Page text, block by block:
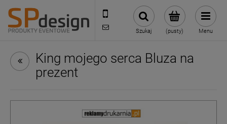
221002030
sklep@reklamydrukarnia.pl
(pusty)
Szukaj Menu
King mojego serca Bluza na
prezent